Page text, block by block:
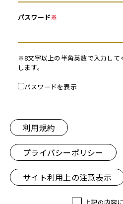
パスワード※
※8文字以上の半角英数で入力して
します。
パスワードを表示
利用規約
プライバシーポリシー
サイト利用上の注意表示